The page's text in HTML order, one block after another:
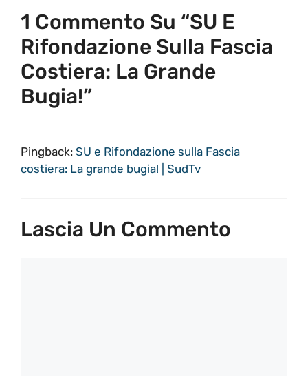
1 Commento Su “SU E
Rifondazione Sulla Fascia
Costiera: La Grande
Bugia!”
Pingback: SU e Rifondazione sulla Fascia
costiera: La grande bugia! | SudTv
Lascia Un Commento